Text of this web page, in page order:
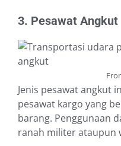
3. Pesawat Angkut
Jenis pesawat angkut
pesawat kargo yang
barang. Penggunaan
ranah militer ataupun